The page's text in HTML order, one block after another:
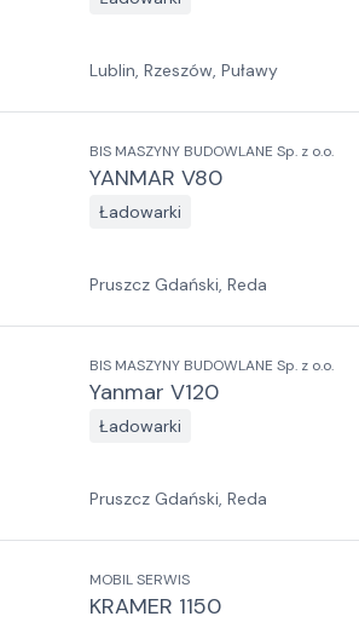
Lublin, Rzeszów, Puławy
BIS MASZYNY BUDOWLANE Sp. z o.o.
YANMAR V80
Ładowarki
Pruszcz Gdański, Reda
BIS MASZYNY BUDOWLANE Sp. z o.o.
Yanmar V120
Ładowarki
Pruszcz Gdański, Reda
MOBIL SERWIS
KRAMER 1150